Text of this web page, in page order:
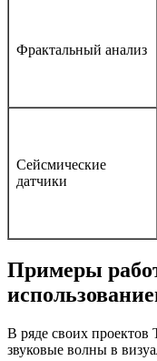
Фрактальный анализ
Сейсмические
датчики
Примеры
В ряде своих проектов
звуковые волны в